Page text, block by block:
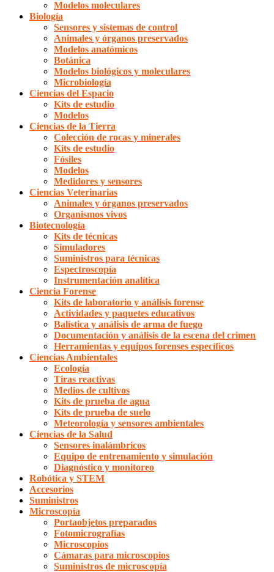
Modelos moleculares
Biología
Sensores y sistemas de control
Animales y órganos preservados
Modelos anatómicos
Botánica
Modelos biológicos y moleculares
Microbiología
Ciencias del Espacio
Kits de estudio
Modelos
Ciencias de la Tierra
Colección de rocas y minerales
Kits de estudio
Fósiles
Modelos
Medidores y sensores
Ciencias Veterinarias
Animales y órganos preservados
Organismos vivos
Biotecnología
Kits de técnicas
Simuladores
Suministros para técnicas
Espectroscopía
Instrumentación analítica
Ciencia Forense
Kits de laboratorio y análisis forense
Actividades y paquetes educativos
Balística y análisis de arma de fuego
Documentación y análisis de la escena del crimen
Herramientas y equipos forenses específicos
Ciencias Ambientales
Ecología
Tiras reactivas
Medios de cultivos
Kits de prueba de agua
Kits de prueba de suelo
Meteorología y sensores ambientales
Ciencias de la Salud
Sensores inalámbricos
Equipo de entrenamiento y simulación
Diagnóstico y monitoreo
Robótica y STEM
Accesorios
Suministros
Microscopía
Portaobjetos preparados
Fotomicrografías
Microscopios
Cámaras para microscopios
Suministros de microscopía